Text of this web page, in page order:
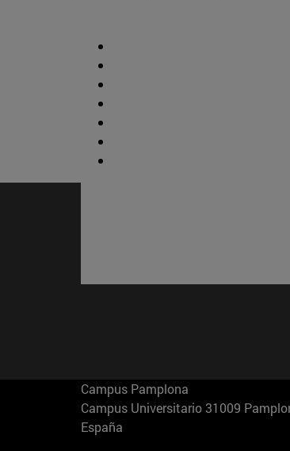
Campus Pamplona
Campus Universitario 31009
España